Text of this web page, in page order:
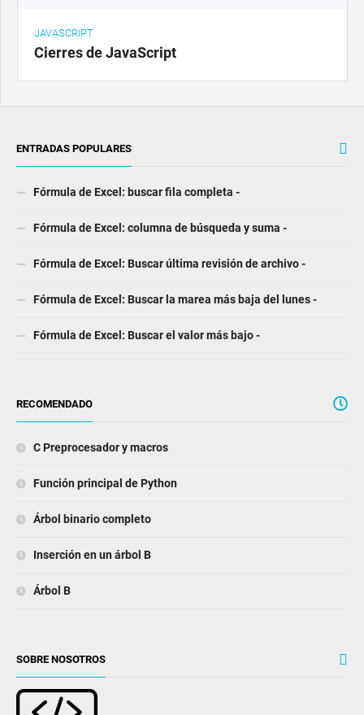
JAVASCRIPT
Cierres de JavaScript
ENTRADAS POPULARES
Fórmula de Excel: buscar fila completa -
Fórmula de Excel: columna de búsqueda y suma -
Fórmula de Excel: Buscar última revisión de archivo -
Fórmula de Excel: Buscar la marea más baja del lunes -
Fórmula de Excel: Buscar el valor más bajo -
RECOMENDADO
C Preprocesador y macros
Función principal de Python
Árbol binario completo
Inserción en un árbol B
Árbol B
SOBRE NOSOTROS